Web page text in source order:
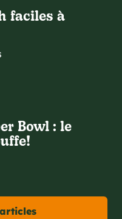
faciles à
Bowl : le